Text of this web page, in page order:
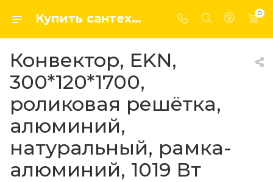
Купить сантехнику, системы отопление и водоснабжения оптом и в розницу в интернет-магазине elsen-opt.ru 0
Конвектор, EKN,
300*120*1700,
роликовая решётка,
алюминий,
натуральный, рамка-
алюминий, 1019 Вт